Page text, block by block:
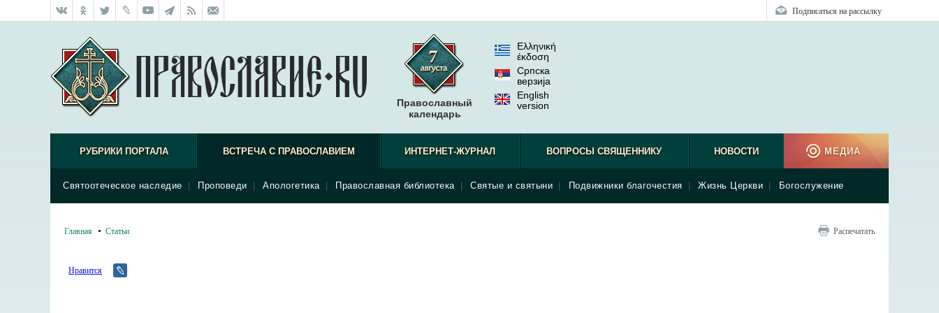
Подписаться на рассылку
Православный
календарь
Ελληνική
έκδοση
Српска
верзиjа
English
version
РУБРИКИ ПОРТАЛА ВСТРЕЧА С ПРАВОСЛАВИЕМ
Святоотеческое наследие Проповеди Апологетика Православная библиотека Святые и святыни Подвижники благочестия Жизнь Церкви Богослужение
ИНТЕРНЕТ-ЖУРНАЛ ВОПРОСЫ СВЯЩЕННИКУ НОВОСТИ МЕДИА
Главная Статьи Распечатать
Нравится